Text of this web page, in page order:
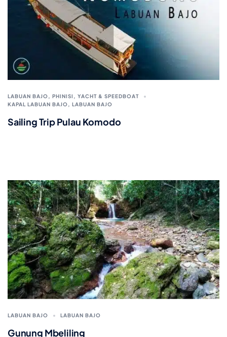
LABUAN BAJO, PHINISI, YACHT & SPEEDBOAT
KAPAL LABUAN BAJO, LABUAN BAJO
Sailing Trip Pulau Komodo
LABUAN BAJO LABUAN BAJO
Gunung Mbeliling